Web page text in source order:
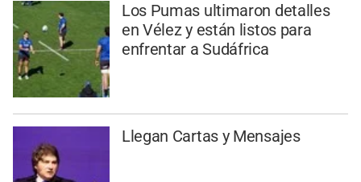
Los Pumas ultimaron detalles
en Vélez y están listos para
enfrentar a Sudáfrica
Llegan Cartas y Mensajes